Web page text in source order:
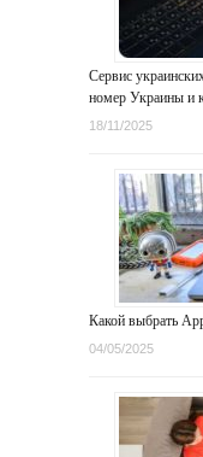
Сервис
номер Украины и
18/11/2025
Какой выбрать
04/05/2025